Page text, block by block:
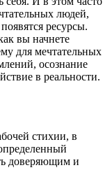
людей,
ресурсы.
вы начнете
для мечтательных
осознание
в реальности.
стихии, в
доверяющим и